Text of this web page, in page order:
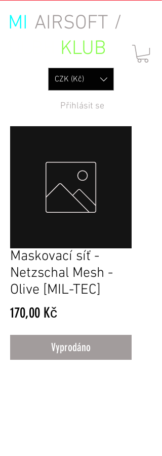
MI AIRSOFT /
KLUB
Přihlásit se
CZK (Kč)
Maskovací síť -
Netzschal Mesh -
Olive [MIL-TEC]
170,00 KčCena
Vyprodáno